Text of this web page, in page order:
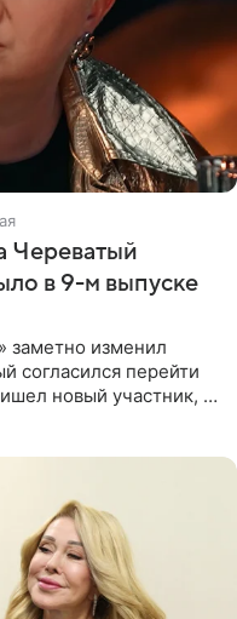
Череватый
в 9-м выпуске
заметно изменил
согласился перейти
новый участник, а